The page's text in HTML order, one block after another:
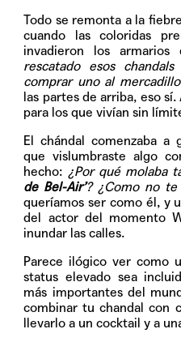
Todo se remonta a la
cuando las coloridas
invadieron los armarios
rescatado esos
comprar uno al
las partes de arriba, eso
para los que vivían sin
El chándal comenzaba a
que vislumbraste algo
hecho: ¿Por qué molaba
de Bel-Air’? ¿Como no
queríamos ser como él, y
del actor del momento
inundar las calles.
Parece ilógico ver como
status elevado sea
más importantes del
combinar tu chandal con
llevarlo a un cocktail y a